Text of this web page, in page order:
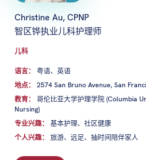
Christine Au, CPNP
智区铧执业儿科护理师
儿科
语言： 粤语、英语
地点：
2574 San Bruno Avenue, San
教育：
哥伦比亚大学护理学院 (Columbia
Nursing)
专业兴趣：
基本护理、社区健康
个人兴趣：
旅游、远足、抽时间陪伴家人